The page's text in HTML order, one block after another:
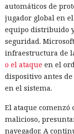
automáticos de
jugador global en
equipo distribuido
seguridad.
infraestructura de
o el ataque en el
dispositivo antes
en el sistema.
El ataque
malicioso,
navegador. A